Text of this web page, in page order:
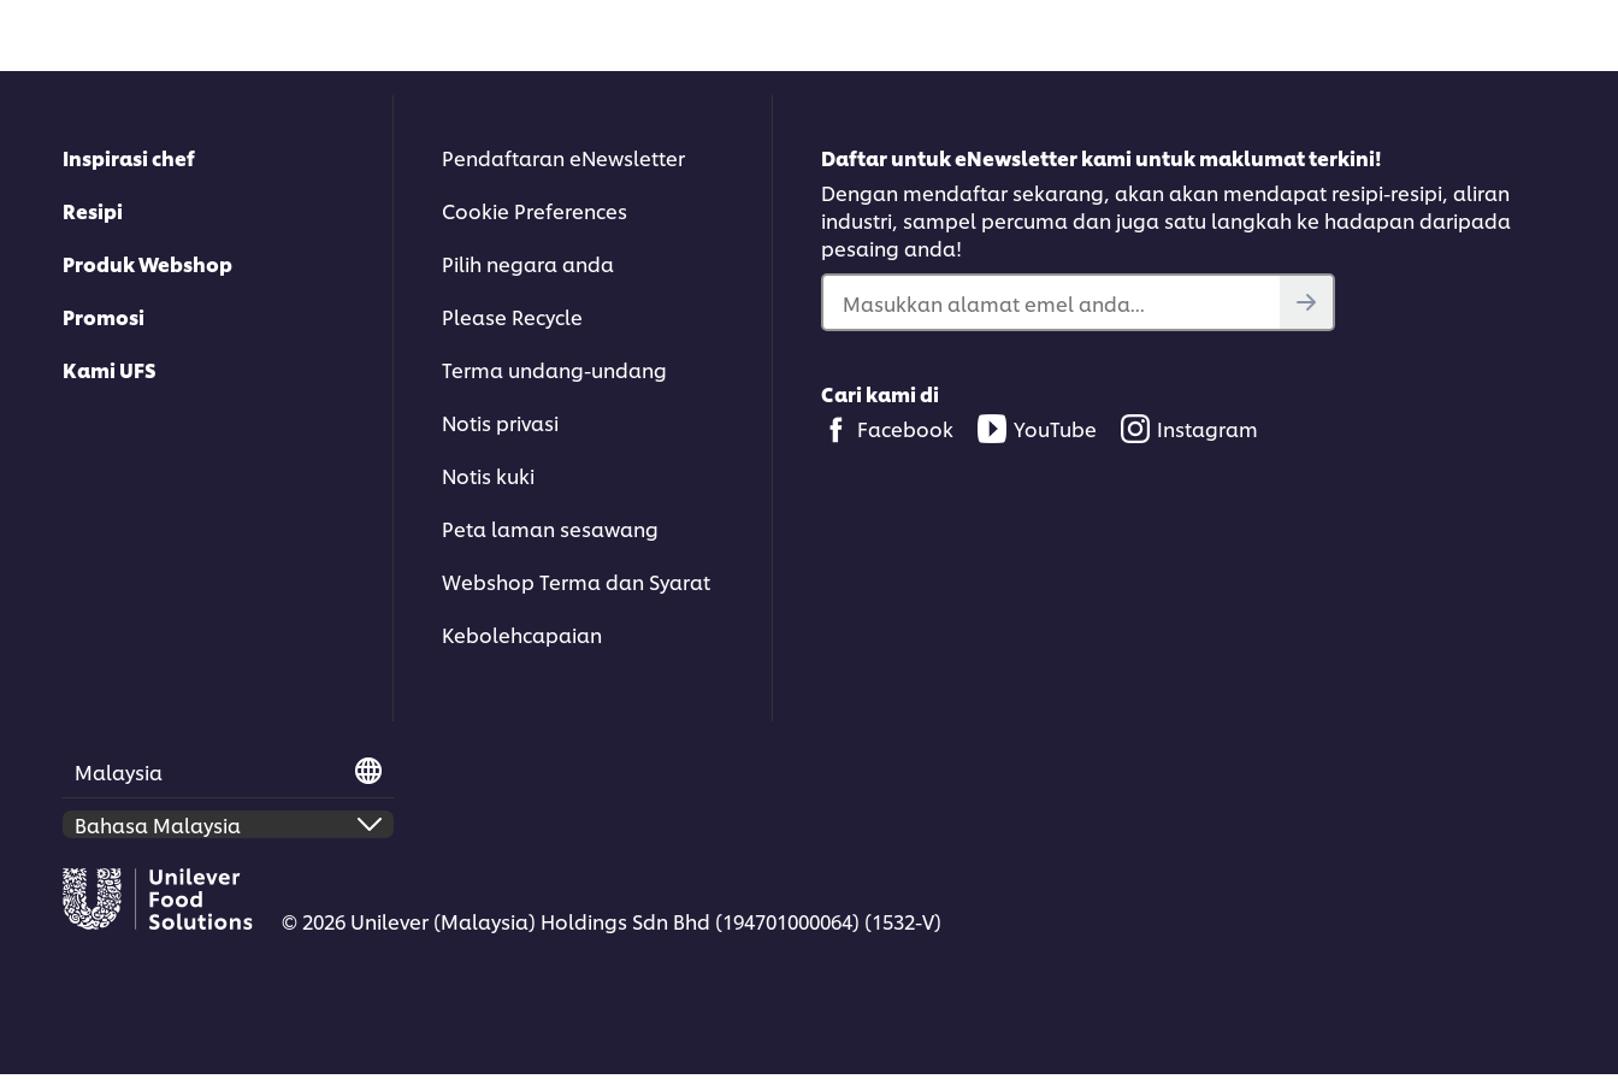
Inspirasi chef
Resipi
Produk Webshop
Promosi
Kami UFS
Pendaftaran eNewsletter
Cookie Preferences
Pilih negara anda
Please Recycle
Terma undang-undang
Notis privasi
Notis kuki
Peta laman sesawang
Webshop Terma dan Syarat
Kebolehcapaian
Daftar untuk eNewsletter kami untuk maklumat terkini!
Dengan mendaftar sekarang, akan akan mendapat resipi-resipi, aliran
industri, sampel percuma dan juga satu langkah ke hadapan daripada
pesaing anda!
Masukkan alamat emel anda...
Cari kami di
Facebook
YouTube Instagram
Malaysia
© 2026 Unilever (Malaysia) Holdings Sdn Bhd (194701000064) (1532-V)